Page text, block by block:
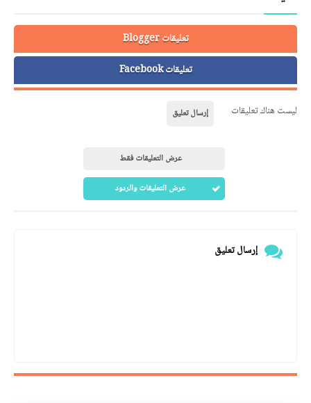
تعليقات Blogger
تعليقات Facebook
ليست هناك تعليقات إرسال تعليق
عرض التعليقات فقط
عرض التعليقات والردود
إرسال تعليق